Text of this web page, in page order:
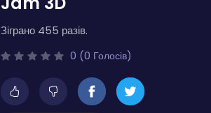
Зіграно 455 разів.
0 (0 Голосів)